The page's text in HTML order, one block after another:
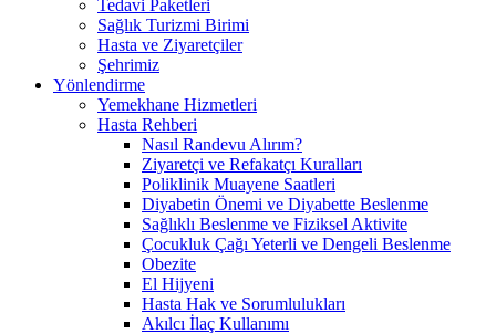
Tedavi Paketleri
Sağlık Turizmi Birimi
Hasta ve Ziyaretçiler
Şehrimiz
Yönlendirme
Yemekhane Hizmetleri
Hasta Rehberi
Nasıl Randevu Alırım?
Ziyaretçi ve Refakatçı Kuralları
Poliklinik Muayene Saatleri
Diyabetin Önemi ve Diyabette Beslenme
Sağlıklı Beslenme ve Fiziksel Aktivite
Çocukluk Çağı Yeterli ve Dengeli Beslenme
Obezite
El Hijyeni
Hasta Hak ve Sorumlulukları
Akılcı İlaç Kullanımı